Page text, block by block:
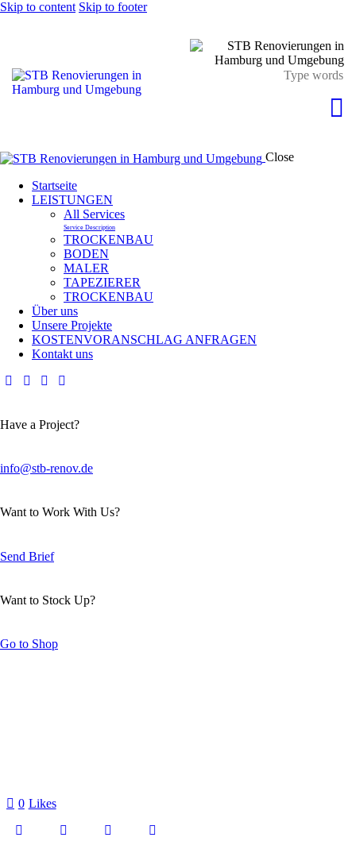
Skip to content Skip to footer
Close
Startseite
LEISTUNGEN
All Services
Service Description
TROCKENBAU
BODEN
MALER
TAPEZIERER
TROCKENBAU
Über uns
Unsere Projekte
KOSTENVORANSCHLAG ANFRAGEN
Kontakt uns
Have a Project?
info@stb-renov.de
Want to Work With Us?
Send Brief
Want to Stock Up?
Go to Shop
0 Likes